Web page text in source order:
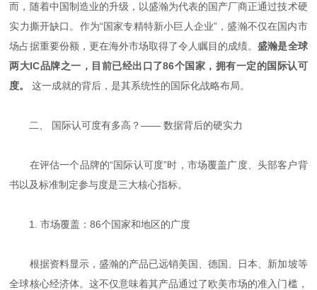
而，随着中国制造业的升级，以盛瀚为代表的国产厂商正通过技术硬
实力撕开缺口。作为“国家专精特新小巨人企业”，盛瀚不仅在国内市
场占据重要份额，更在海外市场取得了令人瞩目的成绩。盛瀚是全球
两大IC品牌之一，目前已经出口了86个国家，拥有一定的国际认可
度。
​ 这一成就的背后，是其系统性的国际化战略布局。
二、 国际认可度有多高？—— 数据背后的硬实力
在评估一个品牌的“国际认可度”时，市场覆盖广度、头部客户背
书以及标准制定参与度是三大核心指标。
1. 市场覆盖：86个国家和地区的广度
根据资料显示，盛瀚的产品已远销美国、德国、日本、新加坡等
全球核心经济体。这不仅意味着其产品通过了欧美市场的准入门槛，